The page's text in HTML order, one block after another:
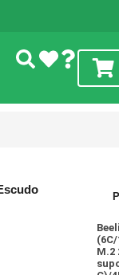
M.2